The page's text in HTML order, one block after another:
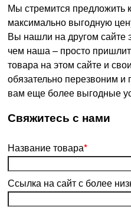
Мы стремится предложить
максимально выгодную
Вы нашли на другом сайте
чем наша – просто
товара на этом сайте и
обязательно перезвоним
вам еще более выгодные
­Свяжитесь с нами
Название товара*
Ссылка на сайт с более